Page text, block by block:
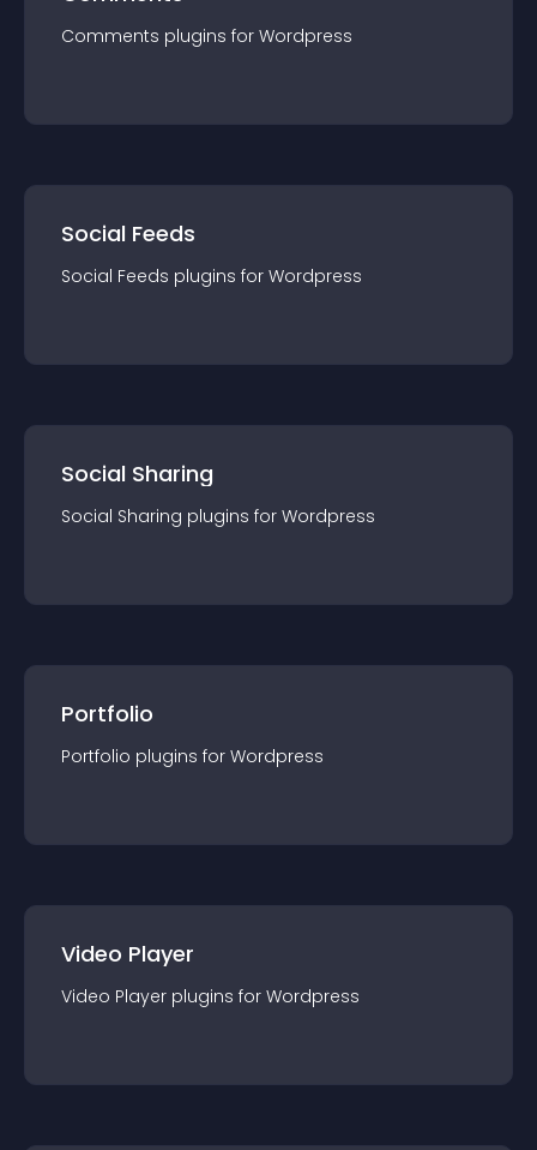
Comments plugins for Wordpress
Social Feeds
Social Feeds plugins for Wordpress
Social Sharing
Social Sharing plugins for Wordpress
Portfolio
Portfolio plugins for Wordpress
Video Player
Video Player plugins for Wordpress